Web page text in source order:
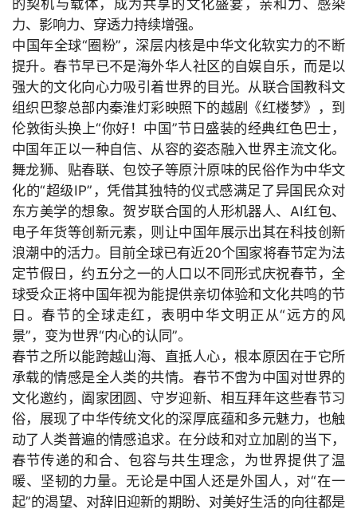
力、影响力、穿透力持续增强。
中国年全球“圈粉”，深层内核是中华文化软实力的不断
提升。春节早已不是海外华人社区的自娱自乐，而是以
强大的文化向心力吸引着世界的目光。从联合国教科文
组织巴黎总部内秦淮灯彩映照下的越剧《红楼梦》，到
伦敦街头换上“你好！中国”节日盛装的经典红色巴士，
中国年正以一种自信、从容的姿态融入世界主流文化。
舞龙狮、贴春联、包饺子等原汁原味的民俗作为中华文
化的“超级IP”，凭借其独特的仪式感满足了异国民众对
东方美学的想象。贺岁联合国的人形机器人、 AI红包、
电子年货等创新元素，则让中国年展示出其在科技创新
浪潮中的活力。目前全球已有近20个国家将春节定为法
定节假日，约五分之一的人口以不同形式庆祝春节，全
球受众正将中国年视为能提供亲切体验和文化共鸣的节
日。春节的全球走红，表明中华文明正从“远方的风
景”，变为世界“内心的认同”。
春节之所以能跨越山海、直抵人心，根本原因在于它所
承载的情感是全人类的共情。春节不啻为中国对世界的
文化邀约，阖家团圆、守岁迎新、相互拜年这些春节习
俗，展现了中华传统文化的深厚底蕴和多元魅力，也触
动了人类普遍的情感追求。在分歧和对立加剧的当下，
春节传递的和合、包容与共生理念，为世界提供了温
暖、坚韧的力量。无论是中国人还是外国人，对“在一
起”的渴望、对辞旧迎新的期盼、对美好生活的向往都是